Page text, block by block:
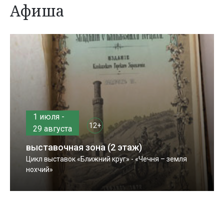
Афиша
1 июля -
29 августа
12+
выставочная зона (2 этаж)
Цикл выставок «Ближний круг» - «Чечня – земля
нохчий»